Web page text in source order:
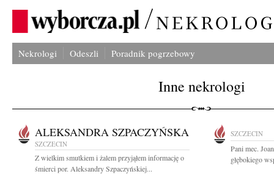
Nekrologi Odeszli Poradnik pogrzebowy
Inne nekrologi
ALEKSANDRA SZPACZYŃSKA
SZCZECIN
Z wielkim smutkiem i żalem przyjąłem informację o
śmierci por. Aleksandry Szpaczyńskiej...
SZCZECIN
Pani mec.
głębokiego